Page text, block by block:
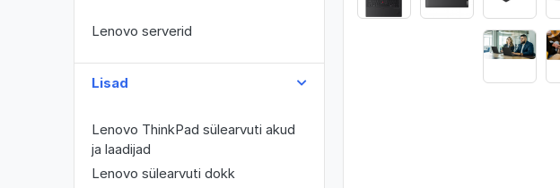
Lenovo serverid
Lisad
Lenovo ThinkPad sülearvuti akud
ja laadijad
Lenovo sülearvuti dokk